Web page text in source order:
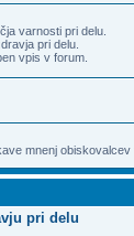
varnosti pri delu.
pri delu.
vpis v forum.
mnenj obiskovalcev
pri delu